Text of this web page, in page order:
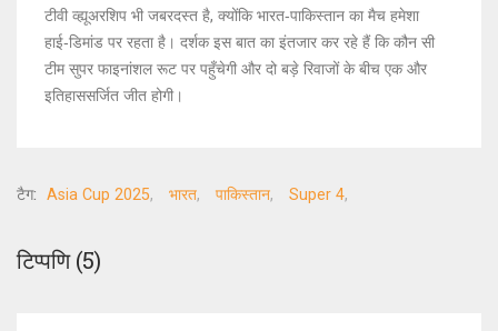
टीवी व्ह्यूअरशिप भी जबरदस्त है, क्योंकि भारत‑पाकिस्तान का मैच हमेशा
हाई‑डिमांड पर रहता है। दर्शक इस बात का इंतजार कर रहे हैं कि कौन सी
टीम सुपर फाइनांशल रूट पर पहुँचेगी और दो बड़े रिवाजों के बीच एक और
इतिहाससर्जित जीत होगी।
टैग: Asia Cup 2025 भारत पाकिस्तान Super 4
टिप्पणि (5)